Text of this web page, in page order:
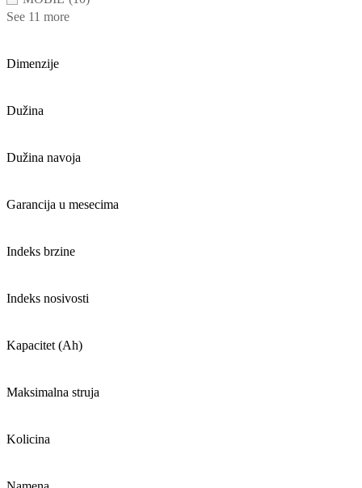
See 11 more
Dimenzije
Dužina
Dužina navoja
Garancija u mesecima
Indeks brzine
Indeks nosivosti
Kapacitet (Ah)
Maksimalna struja
Kolicina